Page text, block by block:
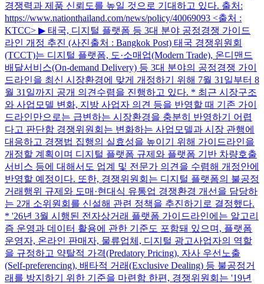
경쟁력과 제품 신뢰도를 높일 것으로 기대하고 있다. 출처:
https://www.nationthailand.com/news/policy/40069093 <출처 :
KTCC> ▶ 태국, 디지털 플랫폼 등 3대 분야 공정경쟁 가이드
라인 개정 추진 (사진출처 : Bangkok Post) 태국 경쟁위원회
(TCCT)는 디지털 플랫폼, 도·소매업(Modern Trade), 온디맨드
배달서비스(On-demand Delivery) 등 3대 분야의 공정경쟁 가이
드라인을 최신 시장환경에 맞게 개정하기 위해 7월 31일부터 8
월 31일까지 공개 의견수렴을 진행하고 있다. * 최근 시장구조
와 사업모델 변화, 지방 사업자 의견 등을 반영할 때 기존 가이
드라인만으로는 급변하는 시장환경을 충분히 반영하기 어렵
다고 판단함 경쟁위원회는 변화하는 사업모델과 시장 관행에
대응하고 경쟁법 집행의 실효성을 높이기 위해 가이드라인을
개정할 계획이며 디지털 플랫폼 규제와 플랫폼 기반 차량호출
서비스 등에 대해서도 업계 및 전문가 의견을 수렴해 개정안에
반영할 예정이다. 또한, 경쟁위원회는 디지털 플랫폼의 불공정
거래행위 규제와 도매·현대식 유통업 경쟁환경 개선을 담당하
는 2개 소위원회를 신설해 관련 정책을 추진하기로 결정했다.
* '26년 3월 시행된 전자상거래 플랫폼 가이드라인에는 알고리
즘 운영과 데이터 활용에 관한 기준도 포함돼 있으며, 플랫폼
운영자, 온라인 판매자, 물류업체, 디지털 광고사업자의 역할
을 규정하고 약탈적 가격(Predatory Pricing), 자사 우선노출
(Self-preferencing), 배타적 거래(Exclusive Dealing) 등 불공정거
래를 방지하기 위한 기준을 마련함 한편, 경쟁위원회는 '19년